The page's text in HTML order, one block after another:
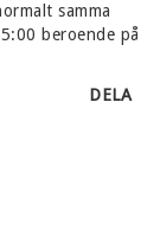
samma
beroende på
DELA